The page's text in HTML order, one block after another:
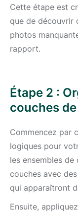
Cette étape est
que de découvrir
photos
rapport.
Étape 2 :
couches
Commencez par
logiques pour
les ensembles de
couches avec
qui apparaîtront
Ensuite,